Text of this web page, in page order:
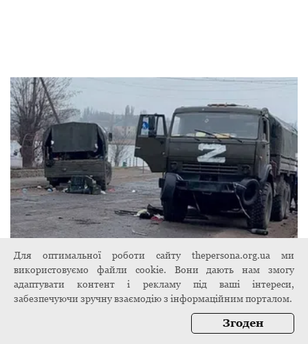
"Дорога смерті": окупант зняв на відео ще
одну розбиту колону російської техніки
7 листопада 2024
Для оптимальної роботи сайту thepersona.org.ua ми
використовуємо файли cookie. Вони дають нам змогу
адаптувати контент і рекламу під ваші інтереси,
забезпечуючи зручну взаємодію з інформаційним порталом.
Згоден